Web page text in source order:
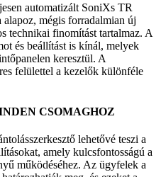
automatizált SoniXs TR
mégis forradalmian új
technikai finomítást tartalmaz. A
és beállítást is kínál, melyek
keresz­tül. A
felülettel a kezelők különféle
CSOMAGHOZ
le­hetővé teszi a
amely kulcsfontosságú a
működéséhez. Az ügyfelek a